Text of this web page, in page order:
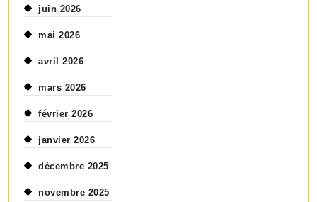
juin 2026
mai 2026
avril 2026
mars 2026
février 2026
janvier 2026
décembre 2025
novembre 2025